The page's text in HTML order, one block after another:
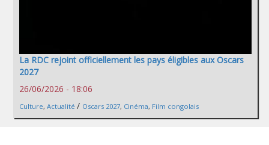
La RDC rejoint officiellement les pays éligibles aux Oscars
2027
26/06/2026 - 18:06
Culture, Actualité / Oscars 2027, Cinéma, Film congolais